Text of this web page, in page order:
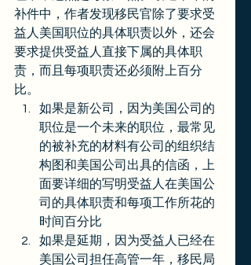
补件中，作者发现移民官除了要求受
益人美国职位的具体职责以外，还会
要求提供受益人直接下属的具体职
责，而且每项职责还必须附上百分
比。
如果是新公司，因为美国公司的
职位是一个未来的职位，最常见
的被补充的材料有公司的组织结
构图和美国公司出具的信函，上
面要详细的写明受益人在美国公
司的具体职责和每项工作所花的
时间百分比
如果是延期，因为受益人已经在
美国公司担任高管一年，移民局